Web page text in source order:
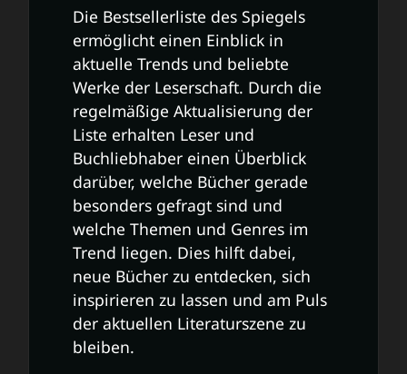
Die Bestsellerliste des Spiegels
ermöglicht einen Einblick in
aktuelle Trends und beliebte
Werke der Leserschaft. Durch die
regelmäßige Aktualisierung der
Liste erhalten Leser und
Buchliebhaber einen Überblick
darüber, welche Bücher gerade
besonders gefragt sind und
welche Themen und Genres im
Trend liegen. Dies hilft dabei,
neue Bücher zu entdecken, sich
inspirieren zu lassen und am Puls
der aktuellen Literaturszene zu
bleiben.